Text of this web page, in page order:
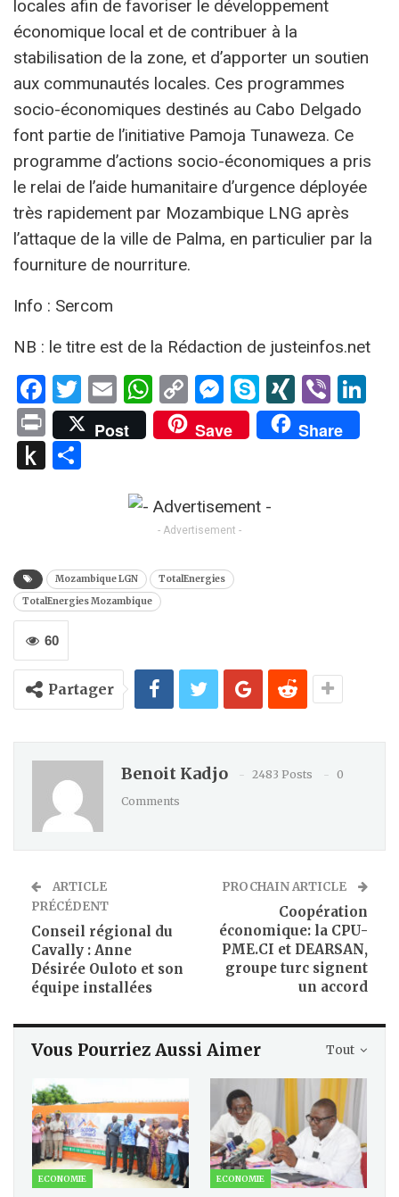
locales afin de favoriser le développement
économique local et de contribuer à la
stabilisation de la zone, et d’apporter un soutien
aux communautés locales. Ces programmes
socio-économiques destinés au Cabo Delgado
font partie de l’initiative Pamoja Tunaweza. Ce
programme d’actions socio-économiques a pris
le relai de l’aide humanitaire d’urgence déployée
très rapidement par Mozambique LNG après
l’attaque de la ville de Palma, en particulier par la
fourniture de nourriture.
Info : Sercom
NB : le titre est de la Rédaction de justeinfos.net
Facebook
Twitter
EmailWhatsApp
Copy
Link
Messenger
SkypeXINGViber
PrintPost Save Share
Push
- Advertisement -
Mozambique LGN
TotalEnergies
TotalEnergies Mozambique
60
Partager
Benoit Kadjo 2483 Posts
0
Comments
ARTICLE
PRÉCÉDENT
Conseil régional du
Cavally : Anne
Désirée Ouloto et son
équipe installées
PROCHAIN ARTICLE
Coopération
économique: la CPU-
PME.CI et DEARSAN,
groupe turc signent
un accord
Tout
Vous Pourriez Aussi Aimer
ECONOMIE ECONOMIE